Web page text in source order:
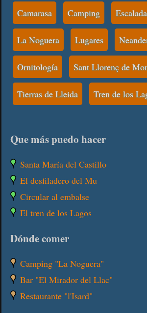
Camarasa Camping Escalada
La Noguera Lugares
Ornitología Sant Llorenç de
Tierras de Lleida Tren de los
Que más puedo hacer
Santa María del Castillo
El desfiladero del Mu
Circular al embalse
El tren de los Lagos
Dónde comer
Camping "La Noguera"
Bar "El Mirador del Llac"
Restaurante "l'Isard"